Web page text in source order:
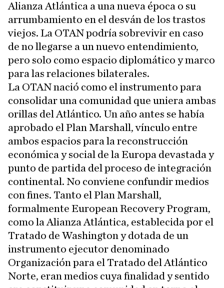
Alianza Atlántica a una nueva época o su
arrumbamiento en el desván de los trastos
viejos. La OTAN podría sobrevivir en caso
de no llegarse a un nuevo entendimiento,
pero solo como espacio diplomático y marco
para las relaciones bilaterales.
La OTAN nació como el instrumento para
consolidar una comunidad que uniera ambas
orillas del Atlántico. Un año antes se había
aprobado el Plan Marshall, vínculo entre
ambos espacios para la reconstrucción
económica y social de la Europa devastada y
punto de partida del proceso de integración
continental. No conviene confundir medios
con fines. Tanto el Plan Marshall,
formalmente European Recovery Program,
como la Alianza Atlántica, establecida por el
Tratado de Washington y dotada de un
instrumento ejecutor denominado
Organización para el Tratado del Atlántico
Norte, eran medios cuya finalidad y sentido